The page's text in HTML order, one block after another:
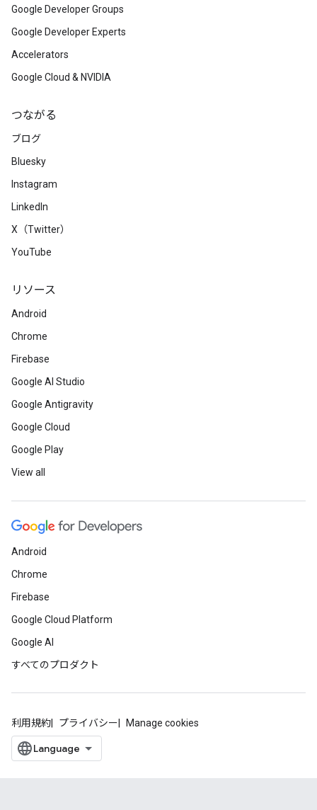
Google Developer Groups
Google Developer Experts
Accelerators
Google Cloud & NVIDIA
つながる
ブログ
Bluesky
Instagram
LinkedIn
X（Twitter）
YouTube
リソース
Android
Chrome
Firebase
Google AI Studio
Google Antigravity
Google Cloud
Google Play
View all
Android
Chrome
Firebase
Google Cloud Platform
Google AI
すべてのプロダクト
利用規約 プライバシー Manage cookies